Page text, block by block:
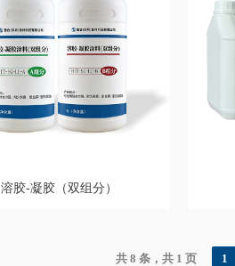
溶胶-凝胶（双组分）
共 8 条，共 1 页 1